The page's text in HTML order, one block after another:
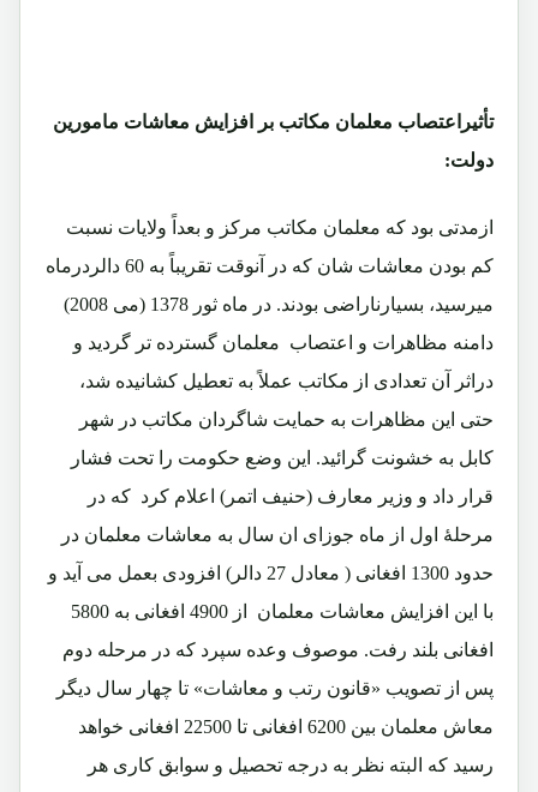
تأثیراعتصاب معلمان مکاتب بر افزایش معاشات مامورین
دولت:
ازمدتی بود که معلمان مکاتب مرکز و بعداً ولایات نسبت
کم بودن معاشات شان که در آنوقت تقریباً به 60 دالردرماه
میرسید، بسیارناراضی بودند. در ماه ثور 1378 (می 2008)
دامنه مظاهرات و اعتصاب معلمان گسترده تر گردید و
دراثر آن تعدادی از مکاتب عملاً به تعطیل کشانیده شد،
حتی این مظاهرات به حمایت شاگردان مکاتب در شهر
کابل به خشونت گرائید. این وضع حکومت را تحت فشار
قرار داد و وزیر معارف (حنیف اتمر) اعلام کرد که در
مرحلۀ اول از ماه جوزای ان سال به معاشات معلمان در
حدود 1300 افغانی ( معادل 27 دالر) افزودی بعمل می آید و
با این افزایش معاشات معلمان از 4900 افغانی به 5800
افغانی بلند رفت. موصوف وعده سپرد که در مرحله دوم
پس از تصویب «قانون رتب و معاشات» تا چهار سال دیگر
معاش معلمان بین 6200 افغانی تا 22500 افغانی خواهد
رسید که البته نظر به درجه تحصیل و سوابق کاری هر